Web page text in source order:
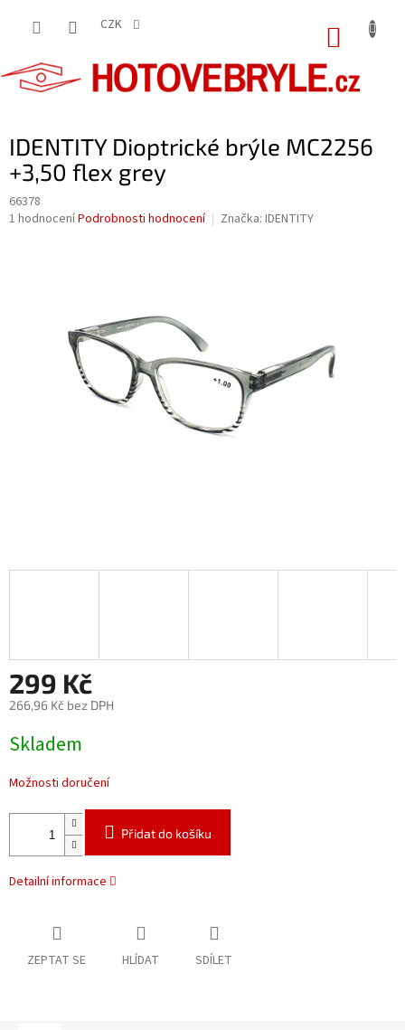
CZK
IDENTITY Dioptrické brýle MC2256
+3,50 flex grey
66378
Průměrné
1 hodnoceníPodrobnosti hodnocení Značka: IDENTITY
299 Kč
266,96 Kč bez DPH
cena:
Skladem
Možnosti doručení
Přidat do košíku
Detailní informace
ZEPTAT SE HLÍDAT SDÍLET